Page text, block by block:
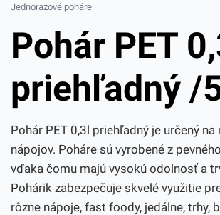
Jednorazové poháre
Pohár PET
priehľadný /
Pohár PET 0,3l priehľadný je určený na
nápojov. Poháre sú vyrobené z
vďaka čomu majú vysokú odolnosť a
Pohárik zabezpečuje skvelé využitie
rôzne nápoje, fast foody, jedálne, trhy,